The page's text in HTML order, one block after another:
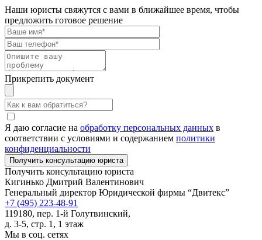
Наши юристы свяжутся с вами в ближайшее время, чтобы
предложить готовое решение
Прикрепить документ
Я даю согласие на обработку персональных данных в
соответствии с условиями и содержанием политики
конфиденциальности
Получить консультацию юриста
Кигинько Дмитрий Валентинович
Генеральный директор Юридической фирмы “Двитекс”
+7 (495) 223-48-91
119180, пер. 1-й Голутвинский,
д. 3-5, стр. 1, 1 этаж
Мы в соц. сетях